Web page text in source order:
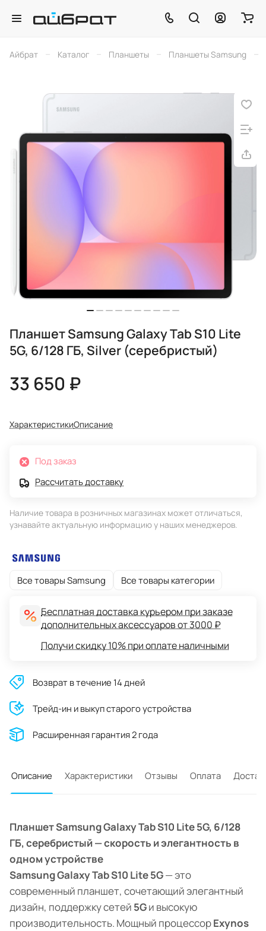
Айбрат – Каталог – Планшеты – Планшеты Samsung –
Планшет Samsung Galaxy Tab S10 Lite
5G, 6/128 ГБ, Silver (серебристый)
33 650 ₽
ХарактеристикиОписание
Под заказ
Рассчитать доставку
Наличие товара в розничных магазинах может отличаться,
узнавайте актуальную информацию у наших менеджеров.
Все товары Samsung Все товары категории
Бесплатная доставка курьером при заказе
дополнительных аксессуаров от 3000 ₽
Получи скидку 10% при оплате наличными
Возврат в течение 14 дней
Трейд-ин и выкуп старого устройства
Расширенная гарантия 2 года
Описание Характеристики Отзывы Оплата
Планшет Samsung Galaxy Tab S10 Lite 5G, 6/128
ГБ, серебристый — скорость и элегантность в
одном устройстве
Samsung Galaxy Tab S10 Lite 5G— это
современный планшет, сочетающий элегантный
дизайн, поддержку сетей 5Gи высокую
производительность. Мощный процессорExynos